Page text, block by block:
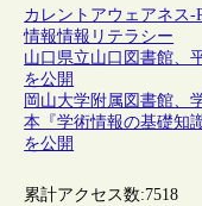
カレントアウェアネス-
情報情報リテラシー
山口県立山口図書館、
を公開
岡山大学附属図書館、
本『学術情報の基礎知
を公開
累計アクセス数:7518